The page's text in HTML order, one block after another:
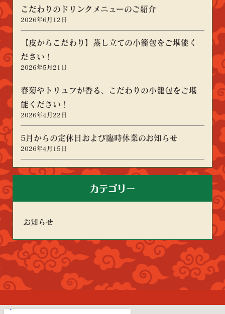
こだわりのドリンクメニューのご紹介
2026年6月12日
【皮からこだわり】蒸し立ての小籠包をご堪能く
ださい！
2026年5月21日
春菊やトリュフが香る、こだわりの小籠包をご堪
能ください！
2026年4月22日
5月からの定休日および臨時休業のお知らせ
2026年4月15日
カテゴリー
お知らせ